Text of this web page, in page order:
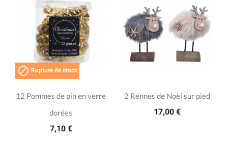
 Rupture de stock
12 Pommes de pin en verre
dorées
7,10 €
2 Rennes de Noël sur pied
17,00 €